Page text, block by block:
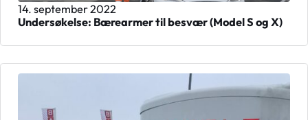
14. september 2022
Undersøkelse: Bærearmer til besvær (Model S og X)